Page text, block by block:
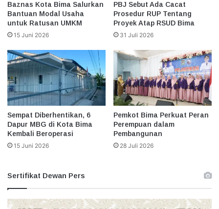
Baznas Kota Bima Salurkan
Bantuan Modal Usaha
untuk Ratusan UMKM
15 Juni 2026
PBJ Sebut Ada Cacat
Prosedur RUP Tentang
Proyek Atap RSUD Bima
31 Juli 2026
Sempat Diberhentikan, 6
Dapur MBG di Kota Bima
Kembali Beroperasi
15 Juni 2026
Pemkot Bima Perkuat Peran
Perempuan dalam
Pembangunan
28 Juli 2026
Sertifikat Dewan Pers